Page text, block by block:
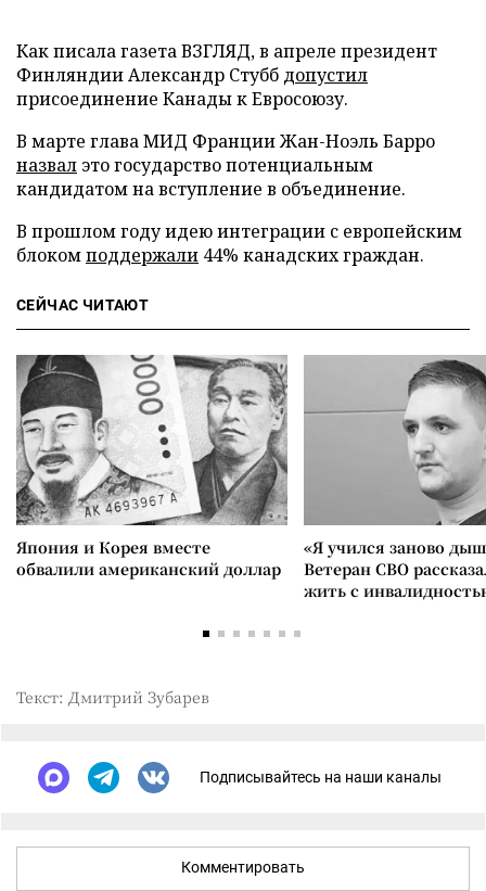
Как писала газета ВЗГЛЯД, в апреле президент
Финляндии Александр Стубб допустил
присоединение Канады к Евросоюзу.
В марте глава МИД Франции Жан-Ноэль Барро
назвал это государство потенциальным
кандидатом на вступление в объединение.
В прошлом году идею интеграции с европейским
блокомподдержали 44% канадских граждан.
СЕЙЧАС ЧИТАЮТ
Япония и Корея вместе
обвалили американский доллар
«Я учился заново
Ветеран СВО
жить с
Текст: Дмитрий Зубарев
Подписывайтесь на наши каналы
Комментировать